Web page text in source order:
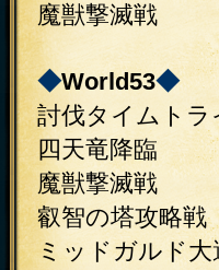
魔獣撃滅
◆World53◆
討伐タイムト
四天竜降
魔獣撃滅
叡智の塔攻
ミッドガルド